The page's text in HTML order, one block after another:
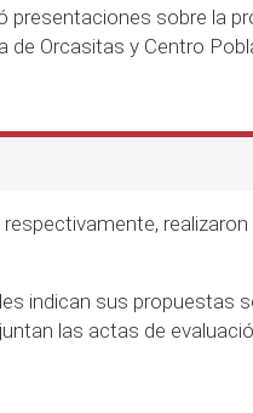
presentaciones sobre la
Orcasitas y Centro
indican sus propuestas
las actas de